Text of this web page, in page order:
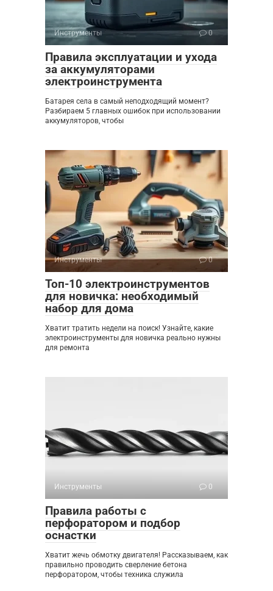
Инструменты 0
Правила эксплуатации и ухода
за аккумуляторами
электроинструмента
Батарея села в самый неподходящий момент?
Разбираем 5 главных ошибок при использовании
аккумуляторов, чтобы
Инструменты 0
Топ-10 электроинструментов
для новичка: необходимый
набор для дома
Хватит тратить недели на поиск! Узнайте, какие
электроинструменты для новичка реально нужны
для ремонта
Инструменты 0
Правила работы с
перфоратором и подбор
оснастки
Хватит жечь обмотку двигателя! Рассказываем, как
правильно проводить сверление бетона
перфоратором, чтобы техника служила